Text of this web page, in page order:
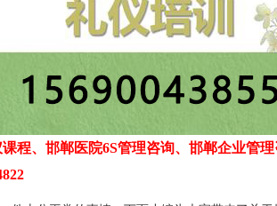
程、邯郸医院6S管理咨询、邯郸企业管